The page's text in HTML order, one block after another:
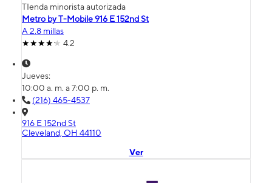
TIenda minorista autorizada
Metro by T-Mobile 916 E 152nd St
A 2.8 millas
4.2
Jueves:
10:00 a. m. a 7:00 p. m.
(216) 465-4537
916 E 152nd St
Cleveland, OH 44110
Ver